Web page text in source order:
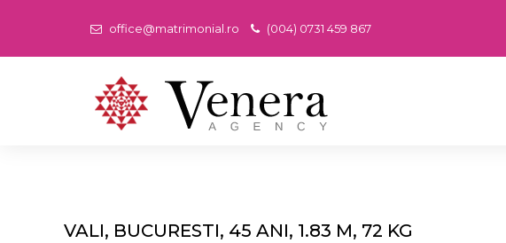
office@matrimonial.ro (004) 0731 459 867
VALI, BUCURESTI, 45 ANI, 1.83 M, 72 KG